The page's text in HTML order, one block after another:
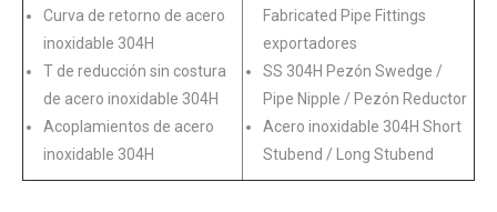
Curva de retorno de acero
inoxidable 304H
T de reducción sin costura
de acero inoxidable 304H
Acoplamientos de acero
inoxidable 304H
Fabricated Pipe Fittings
exportadores
SS 304H Pezón Swedge /
Pipe Nipple / Pezón Reductor
Acero inoxidable 304H Short
Stubend / Long Stubend